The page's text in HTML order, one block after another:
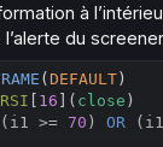
à
du
(DEFAULT )
RSI 16 ]( close )
>= 70 ) OR